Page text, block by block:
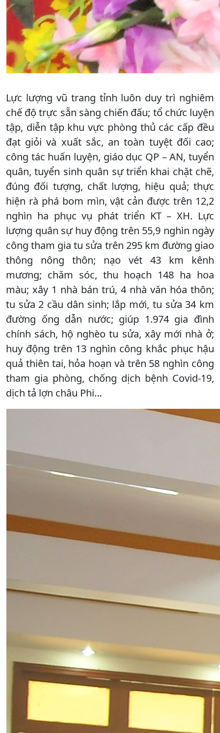
Lực lượng vũ trang tỉnh luôn duy trì nghiêm
chế độ trực sẵn sàng chiến đấu; tổ chức luyện
tập, diễn tập khu vực phòng thủ các cấp đều
đạt giỏi và xuất sắc, an toàn tuyệt đối cao;
công tác huấn luyện, giáo dục QP – AN, tuyển
quân, tuyển sinh quân sự triển khai chặt chẽ,
đúng đối tượng, chất lượng, hiệu quả; thực
hiện rà phá bom mìn, vật cản được trên 12,2
nghìn ha phục vụ phát triển KT – XH. Lực
lượng quân sự huy động trên 55,9 nghìn ngày
công tham gia tu sửa trên 295 km đường giao
thông nông thôn; nạo vét 43 km kênh
mương; chăm sóc, thu hoạch 148 ha hoa
màu; xây 1 nhà bán trú, 4 nhà văn hóa thôn;
tu sửa 2 cầu dân sinh; lắp mới, tu sửa 34 km
đường ống dẫn nước; giúp 1.974 gia đình
chính sách, hộ nghèo tu sửa, xây mới nhà ở;
huy động trên 13 nghìn công khắc phục hậu
quả thiên tai, hỏa hoạn và trên 58 nghìn công
tham gia phòng, chống dịch bệnh Covid-19,
dịch tả lợn châu Phi…